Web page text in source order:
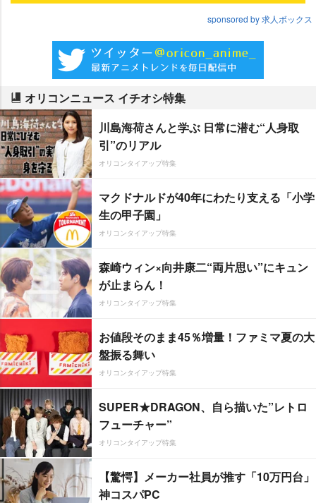
sponsored by 求人ボックス
オリコンニュース イチオシ特集
川島海荷さんと学ぶ 日常に潜む“人身取
引”のリアル
オリコンタイアップ特集
マクドナルドが40年にわたり支える「小学
生の甲子園」
オリコンタイアップ特集
森崎ウィン×向井康二“両片思い”にキュン
が止まらん！
オリコンタイアップ特集
お値段そのまま45％増量！ファミマ夏の大
盤振る舞い
オリコンタイアップ特集
SUPER★DRAGON、自ら描いた”レトロ
フューチャー”
オリコンタイアップ特集
【驚愕】メーカー社員が推す「10万円台」
神コスパPC